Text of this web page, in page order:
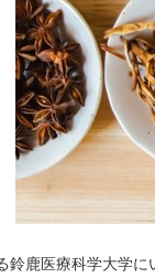
鹿医療科学大学